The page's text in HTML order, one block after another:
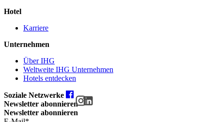
Hotel
Karriere
Unternehmen
Über IHG
Weltweite IHG Unternehmen
Hotels entdecken
Soziale Netzwerke
Newsletter abonnieren
Newsletter abonnieren